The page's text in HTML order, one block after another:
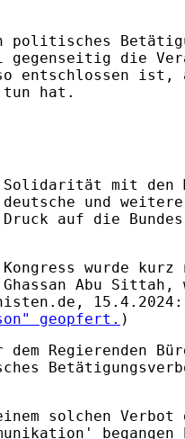
politisches
gegenseitig die
entschlossen ist,
tun hat.
mit den
und
auf die
wurde kurz
Abu Sittah,
15.4.2024:
geopfert. )
Regierenden
solchen Verbot